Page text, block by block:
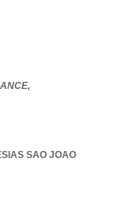
SAO JOAO